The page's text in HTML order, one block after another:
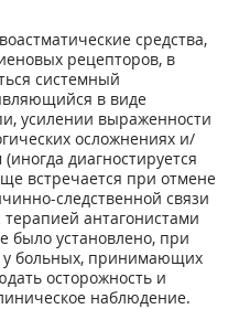
средства,
рецепторов, в
системный
в виде
усилении выраженности
осложнениях и/
диагностируется
встречается при отмене
следственной связи
антагонистами
было установлено, при
у больных, принимающих
осторожность и
наблюдение.